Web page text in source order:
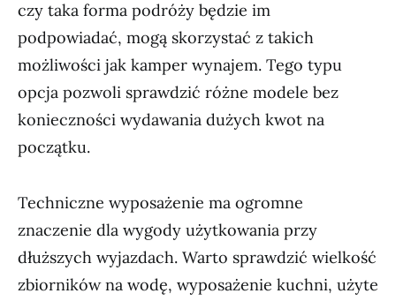
czy taka forma podróży będzie im
podpowiadać, mogą skorzystać z takich
możliwości jak kamper wynajem. Tego typu
opcja pozwoli sprawdzić różne modele bez
konieczności wydawania dużych kwot na
początku.
Techniczne wyposażenie ma ogromne
znaczenie dla wygody użytkowania przy
dłuższych wyjazdach. Warto sprawdzić wielkość
zbiorników na wodę, wyposażenie kuchni, użyte